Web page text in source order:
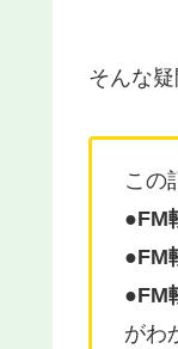
そんな
この
●FM
●FM
●FM
がわ